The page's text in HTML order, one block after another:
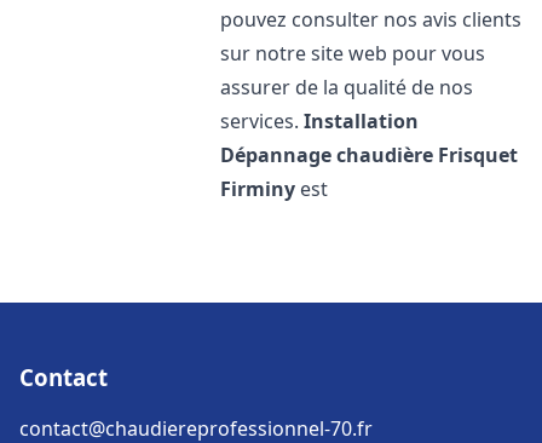
pouvez consulter nos avis clients
sur notre site web pour vous
assurer de la qualité de nos
services.Installation
Dépannage chaudière Frisquet
Firminy est
Contact
contact@chaudiereprofessionnel-70.fr